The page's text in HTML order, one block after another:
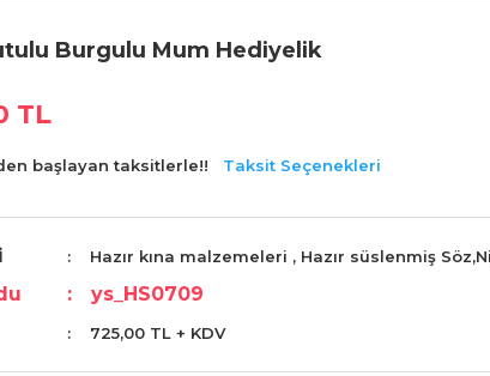
Burgulu Mum Hediyelik
TL
başlayan taksitlerle!! Taksit Seçenekleri
Hazır kına malzemeleri , Hazır süslenmiş
ys_HS0709
725,00 TL + KDV